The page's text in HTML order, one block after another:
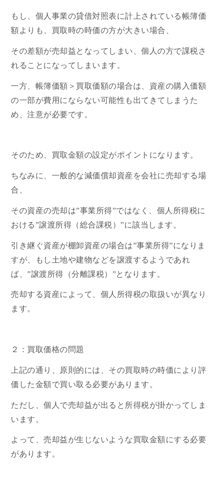
もし、個人事業の貸借対照表に計上されている帳簿価
額よりも、買取時の時価の方が大きい場合、
その差額が売却益となってしまい、個人の方で課税さ
れることになってしまいます。
一方、帳簿価額＞買取価額の場合は、資産の購入価額
の一部が費用にならない可能性も出てきてしまうた
め、注意が必要です。
そのため、買取金額の設定がポイントになります。
ちなみに、一般的な減価償却資産を会社に売却する場
合、
その資産の売却は”事業所得”ではなく、個人所得税に
おける”譲渡所得（総合課税）”に該当します。
引き継ぐ資産が棚卸資産の場合は”事業所得”になりま
すが、もし土地や建物などを譲渡するようであれ
ば、”譲渡所得（分離課税）”となります。
売却する資産によって、個人所得税の取扱いが異なり
ます。
２：買取価格の問題
上記の通り、原則的には、その買取時の時価により評
価した金額で買い取る必要があります。
ただし、個人で売却益が出ると所得税が掛かってしま
います。
よって、売却益が生じないような買取金額にする必要
があります。